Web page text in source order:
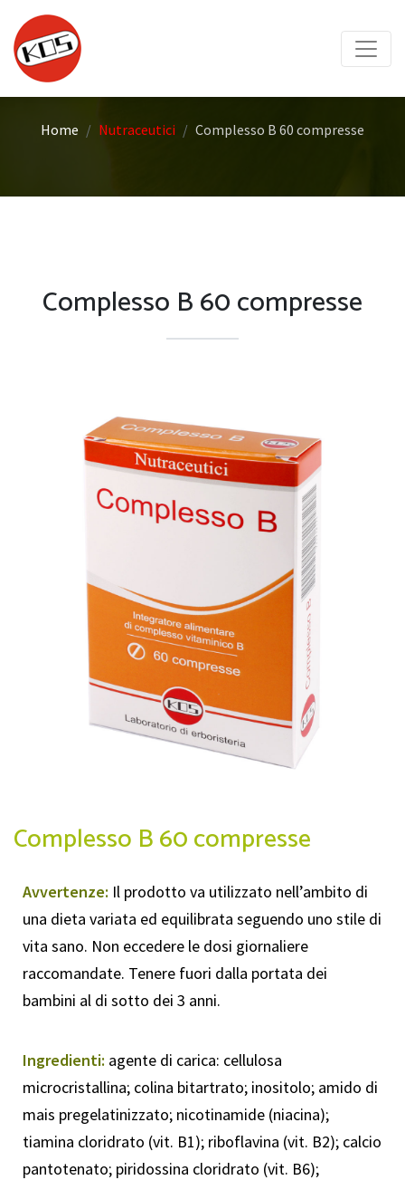
Home Nutraceutici Complesso B 60 compresse
Complesso B 60 compresse
Complesso B 60 compresse
Avvertenze: Il prodotto va utilizzato nell’ambito di
una dieta variata ed equilibrata seguendo uno stile di
vita sano. Non eccedere le dosi giornaliere
raccomandate. Tenere fuori dalla portata dei
bambini al di sotto dei 3 anni.
Ingredienti: agente di carica: cellulosa
microcristallina; colina bitartrato; inositolo; amido di
mais pregelatinizzato; nicotinamide (niacina);
tiamina cloridrato (vit. B1); riboflavina (vit. B2); calcio
pantotenato; piridossina cloridrato (vit. B6);